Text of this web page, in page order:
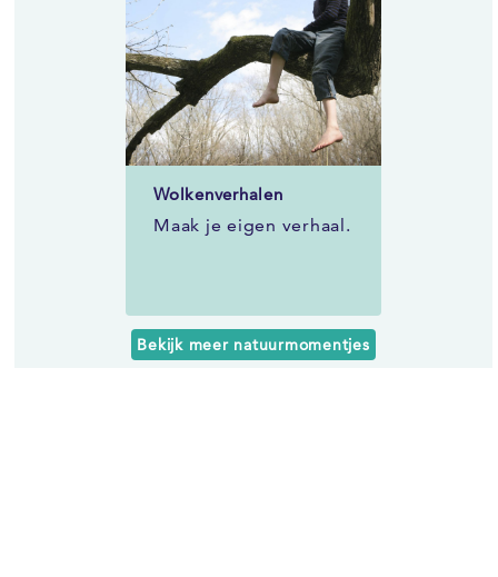
Wolkenverhalen
Maak je eigen verhaal.
Bekijk meer natuurmomentjes